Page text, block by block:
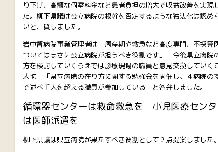
り下げ、高額な個室料金など患者負担の増大で収益改善を実現
た。柳下県議は公立病院の根幹を否定するような独法化は認め
いと、質しました。
岩中督病院事業管理者は「周産期や救急など高度専門、不採算
ついてはまさに公立病院が担うべき役割です」「今後県立病院
方を検討していくうえでは診療現場の職員と意見交換していく
大切」「県立病院の在り方に関する勉強会を開催し、４病院の
で述べ千人を超える職員が参加している」と答弁しました。
循環器センターは救命救急を 小児医療セン
は医師派遣を
柳下県議は県立病院が果たすべき役割として２点提案しました